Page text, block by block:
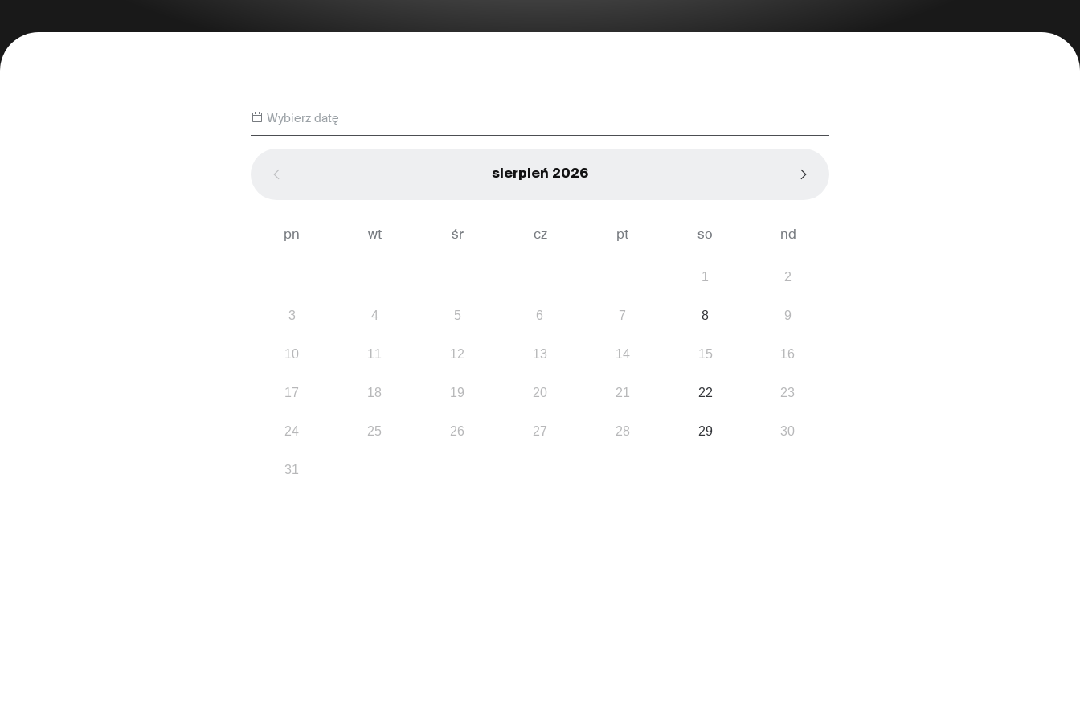
Wybierz datę
sierpień 2026
pn wt śr cz pt so nd
1 2
3 4 5 6 7 8 9
10 11 12 13 14 15 16
17 18 19 20 21 22 23
24 25 26 27 28 29 30
31